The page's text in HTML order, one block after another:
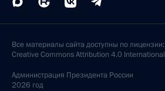
Все материалы сайта доступны по лицензии:
Creative Commons Attribution 4.0 International
Администрация Президента России
2026 год